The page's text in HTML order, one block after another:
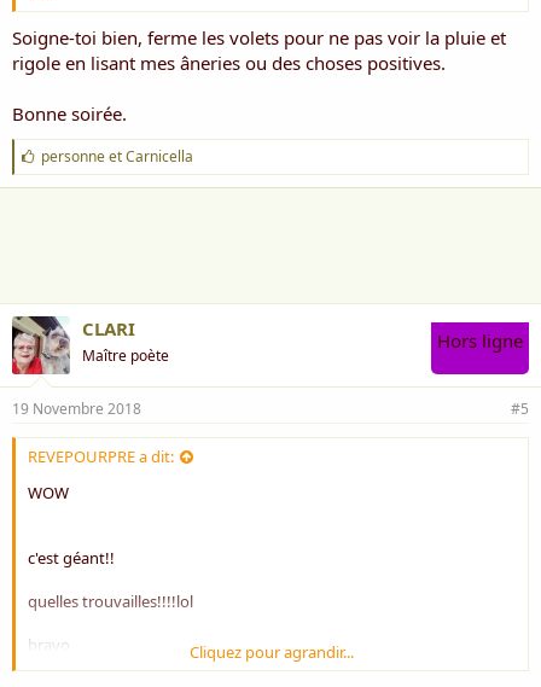
Excusez mon araignée au « plat donf » ☺♥☺
C'est pour vous remonter l'moral à donf ☺♦☺
MC - 8/12/2014
Soigne-toi bien, ferme les volets pour ne pas voir la pluie et
rigole en lisant mes âneries ou des choses positives.
Bonne soirée.
J
'
a
personneetCarnicella
CLARI
Maître poète
Hors ligne
19 Novembre 2018 #5
REVEPOURPRE a dit:
WOW
c'est géant!!
quelles trouvailles!!!!lol
bravo
Cliquez pour agrandir...